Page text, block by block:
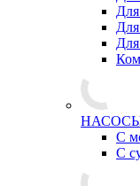
С
С